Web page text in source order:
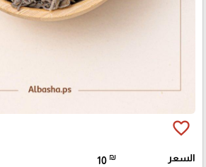
favorite_border
السعر 10 ₪